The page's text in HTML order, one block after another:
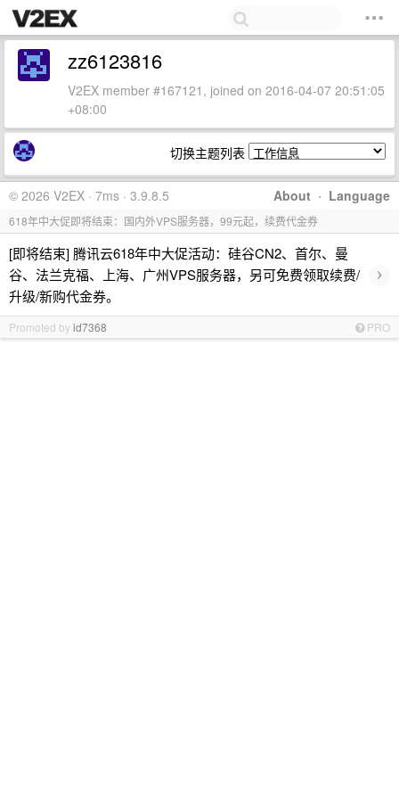
zz6123816
V2EX member #167121, joined on 2016-04-07 20:51:05
+08:00
切换主题列表
About · Language
© 2026 V2EX · 7ms · 3.9.8.5
618年中大促即将结束：国内外VPS服务器，99元起，续费代金券
[即将结束] 腾讯云618年中大促活动：硅谷CN2、首尔、曼
谷、法兰克福、上海、广州VPS服务器，另可免费领取续费/
升级/新购代金券。
›
Promoted byid7368 PRO